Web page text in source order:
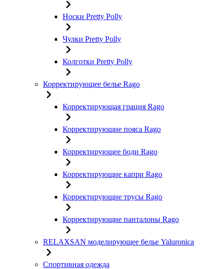
Носки Pretty Polly
Чулки Pretty Polly
Колготки Pretty Polly
Корректирующее белье Rago
Корректирующая грация Rago
Корректирующие пояса Rago
Корректирующее боди Rago
Корректирующие капри Rago
Корректирующие трусы Rago
Корректирующие панталоны Rago
RELAXSAN моделирующее белье Yaluroniсa
Спортивная одежда